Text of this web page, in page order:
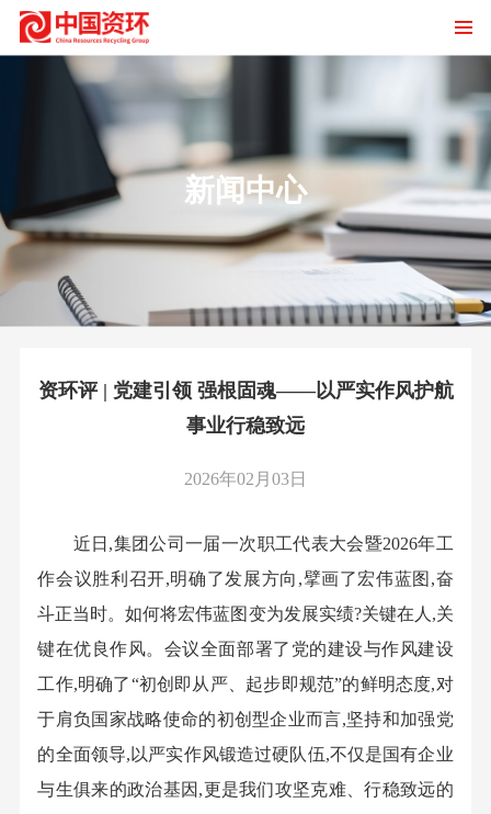
新闻中心
资环评 | 党建引领 强根固魂——以严实作风护航
事业行稳致远
2026年02月03日
近日,集团公司一届一次职工代表大会暨2026年工
作会议胜利召开,明确了发展方向,擘画了宏伟蓝图,奋
斗正当时。如何将宏伟蓝图变为发展实绩?关键在人,关
键在优良作风。会议全面部署了党的建设与作风建设
工作,明确了“初创即从严、起步即规范”的鲜明态度,对
于肩负国家战略使命的初创型企业而言,坚持和加强党
的全面领导,以严实作风锻造过硬队伍,不仅是国有企业
与生俱来的政治基因,更是我们攻坚克难、行稳致远的